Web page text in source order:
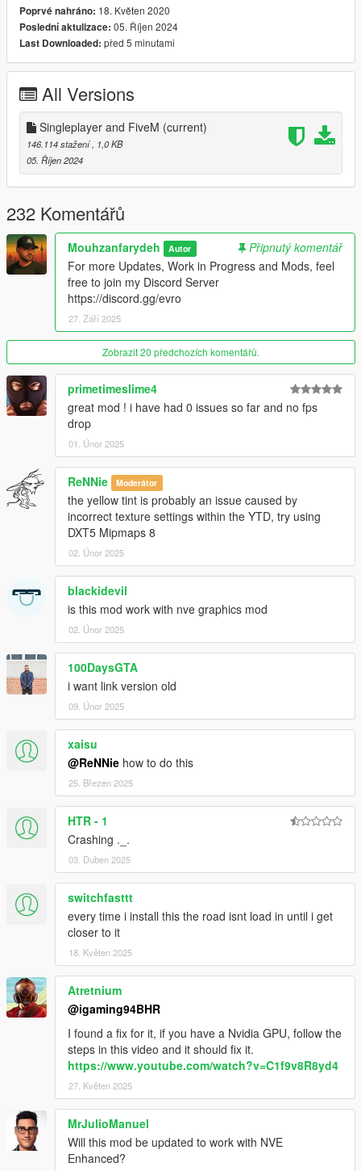
Drag and drop the Folder here.
C:\Users\username\AppData\Local\FiveM\FiveM.app\mod
Update: Changed Download Links
Poprvé nahráno: 18. Květen 2020
Poslední aktulizace: 05. Říjen 2024
Last Downloaded: před 5 minutami
All Versions
Singleplayer and FiveM (current)
146.114 stažení , 1,0 KB
05. Říjen 2024
232 Komentářů
Mouhzanfarydeh Autor
Připnutý komentář
For more Updates, Work in Progress and Mods, feel
free to join my Discord Server
https://discord.gg/evro
27. Září 2025
Zobrazit 20 předchozích komentářů.
primetimeslime4
great mod ! i have had 0 issues so far and no fps
drop
01. Únor 2025
ReNNie Moderátor
the yellow tint is probably an issue caused by
incorrect texture settings within the YTD, try using
DXT5 Mipmaps 8
02. Únor 2025
blackidevil
is this mod work with nve graphics mod
02. Únor 2025
100DaysGTA
i want link version old
09. Únor 2025
xaisu
@ReNNie how to do this
25. Březen 2025
HTR - 1
Crashing ._.
03. Duben 2025
switchfasttt
every time i install this the road isnt load in until i get
closer to it
18. Květen 2025
Atretnium
@igaming94BHR
I found a fix for it, if you have a Nvidia GPU, follow the
steps in this video and it should fix it.
https://www.youtube.com/watch?v=C1f9v8R8yd4
27. Květen 2025
MrJulioManuel
Will this mod be updated to work with NVE
Enhanced?